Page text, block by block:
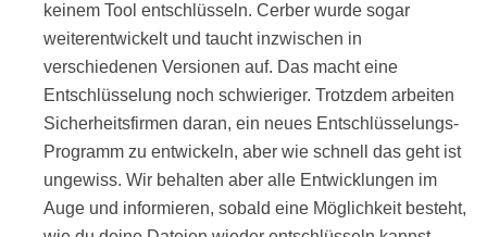
keinem Tool entschlüsseln. Cerber wurde sogar
weiterentwickelt und taucht inzwischen in
verschiedenen Versionen auf. Das macht eine
Entschlüsselung noch schwieriger. Trotzdem arbeiten
Sicherheitsfirmen daran, ein neues Entschlüsselungs-
Programm zu entwickeln, aber wie schnell das geht ist
ungewiss. Wir behalten aber alle Entwicklungen im
Auge und informieren, sobald eine Möglichkeit besteht,